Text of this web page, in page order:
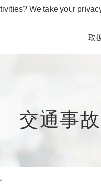
取
交通事
We take your